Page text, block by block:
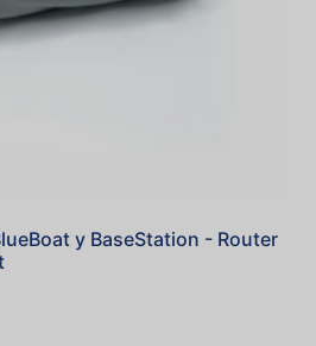
y BaseStation - Router